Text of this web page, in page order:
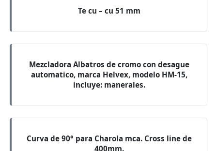
Te cu – cu 51 mm
Mezcladora Albatros de cromo con desague
automatico, marca Helvex, modelo HM-15,
incluye: manerales.
Curva de 90° para Charola mca. Cross line de
400mm.